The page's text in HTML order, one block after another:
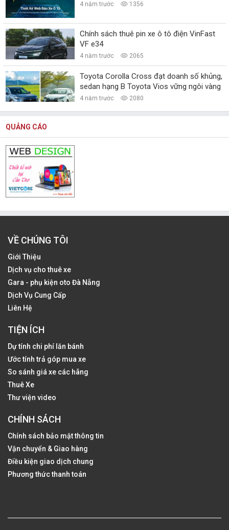
4 năm trước 1356
Chính sách thuê pin xe ô tô điện VinFast
VF e34
4 năm trước 2065
Toyota Corolla Cross đạt doanh số khủng,
sedan hạng B Toyota Vios vững ngôi vàng
4 năm trước 2080
QUẢNG CÁO
VỀ CHÚNG TÔI
Giới Thiệu
Dịch vụ cho thuê xe
Gara - phụ kiện oto Đà Nẵng
Dịch Vụ Cung Cấp
Liên Hệ
TIỆN ÍCH
Dự tính chi phí lăn bánh
Ước tính trả góp mua xe
So sánh giá xe các hãng
Thuê Xe
Thư viện video
CHÍNH SÁCH
Chính sách bảo mật thông tin
Vận chuyển & Giao hàng
Điều kiện giao dịch chung
Phương thức thanh toán